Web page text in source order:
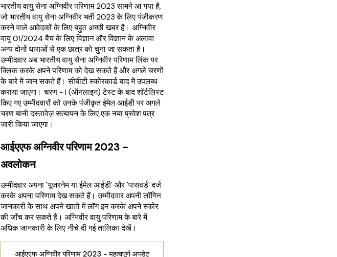
भारतीय वायु सेना अग्निवीर परिणाम 2023 सामने आ गया है,
जो भारतीय वायु सेना अग्निवीर भर्ती 2023 के लिए पंजीकरण
करने वाले आवेदकों के लिए बहुत अच्छी खबर है। अग्निवीर
वायु 01/2024 बैच के लिए विज्ञान और विज्ञान के अलावा
अन्य दोनों धाराओं से एक छात्र को चुना जा सकता है।
उम्मीदवार अब भारतीय वायु सेना अग्निवीर परिणाम लिंक पर
क्लिक करके अपने परिणाम को देख सकते हैं और अगले चरणों
के बारे में जान सकते हैं। सीबीटी स्कोरकार्ड बाद में उपलब्ध
कराया जाएगा। चरण - I (ऑनलाइन) टेस्ट के बाद शॉर्टलिस्ट
किए गए उम्मीदवारों को उनके पंजीकृत ईमेल आईडी पर अगले
चरण यानी दस्तावेज़ सत्यापन के लिए एक नया प्रवेश पत्र
जारी किया जाएगा।
आईएएफ अग्निवीर परिणाम 2023 -
अवलोकन
उम्मीदवार अपना 'यूजरनेम या ईमेल आईडी' और 'पासवर्ड' दर्ज
करके अपना परिणाम देख सकते हैं। उम्मीदवार अपनी लॉगिन
जानकारी के साथ अपने खातों में लॉग इन करके अपने स्कोर
की जाँच कर सकते हैं। अग्निवीर वायु परिणाम के बारे में
अधिक जानकारी के लिए नीचे दी गई तालिका देखें।
आईएएफ अग्निवीर परिणाम 2023 - महत्वपूर्ण अपडेट